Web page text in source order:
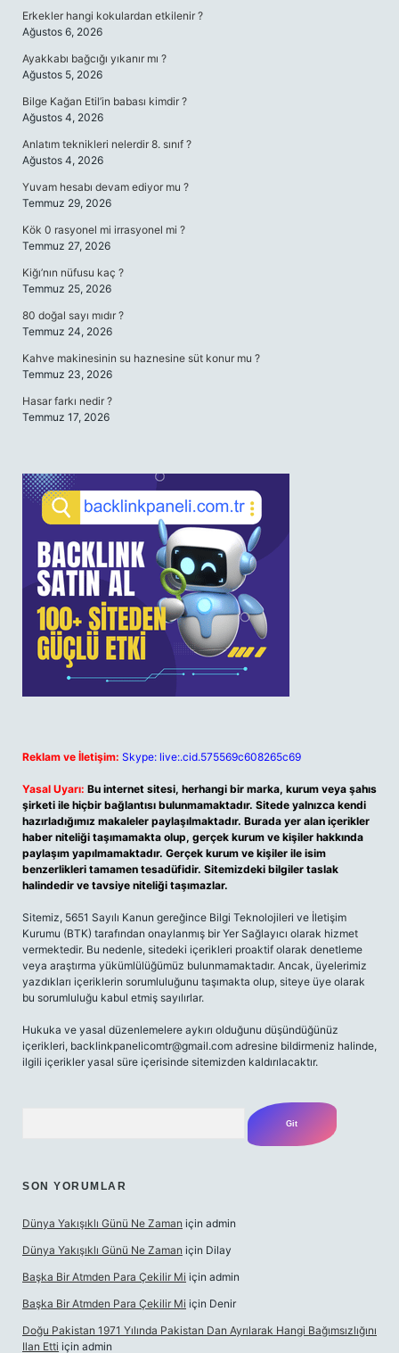
Erkekler hangi kokulardan etkilenir ?
Ağustos 6, 2026
Ayakkabı bağcığı yıkanır mı ?
Ağustos 5, 2026
Bilge Kağan Etil’in babası kimdir ?
Ağustos 4, 2026
Anlatım teknikleri nelerdir 8. sınıf ?
Ağustos 4, 2026
Yuvam hesabı devam ediyor mu ?
Temmuz 29, 2026
Kök 0 rasyonel mi irrasyonel mi ?
Temmuz 27, 2026
Kiğı’nın nüfusu kaç ?
Temmuz 25, 2026
80 doğal sayı mıdır ?
Temmuz 24, 2026
Kahve makinesinin su haznesine süt konur mu ?
Temmuz 23, 2026
Hasar farkı nedir ?
Temmuz 17, 2026
Reklam ve İletişim: Skype: live:.cid.575569c608265c69
Yasal Uyarı: Bu internet sitesi, herhangi bir marka, kurum veya şahıs
şirketi ile hiçbir bağlantısı bulunmamaktadır. Sitede yalnızca kendi
hazırladığımız makaleler paylaşılmaktadır. Burada yer alan içerikler
haber niteliği taşımamakta olup, gerçek kurum ve kişiler hakkında
paylaşım yapılmamaktadır. Gerçek kurum ve kişiler ile isim
benzerlikleri tamamen tesadüfidir. Sitemizdeki bilgiler taslak
halindedir ve tavsiye niteliği taşımazlar.
Sitemiz, 5651 Sayılı Kanun gereğince Bilgi Teknolojileri ve İletişim
Kurumu (BTK) tarafından onaylanmış bir Yer Sağlayıcı olarak hizmet
vermektedir. Bu nedenle, sitedeki içerikleri proaktif olarak denetleme
veya araştırma yükümlülüğümüz bulunmamaktadır. Ancak, üyelerimiz
yazdıkları içeriklerin sorumluluğunu taşımakta olup, siteye üye olarak
bu sorumluluğu kabul etmiş sayılırlar.
Hukuka ve yasal düzenlemelere aykırı olduğunu düşündüğünüz
içerikleri, backlinkpanelicomtr@gmail.com adresine bildirmeniz halinde,
ilgili içerikler yasal süre içerisinde sitemizden kaldırılacaktır.
SON YORUMLAR
Dünya Yakışıklı Günü Ne Zaman için admin
Dünya Yakışıklı Günü Ne Zaman için Dilay
Başka Bir Atmden Para Çekilir Mi için admin
Başka Bir Atmden Para Çekilir Mi için Denir
Doğu Pakistan 1971 Yılında Pakistan Dan Ayrılarak Hangi Bağımsızlığını
Ilan Etti için admin